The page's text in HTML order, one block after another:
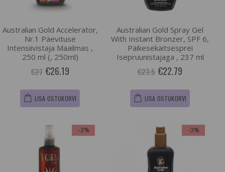
Australian Gold Accelerator,
Nr.1 Päevituse
Intensiivistaja Maailmas ,
250 ml (, 250ml)
€27 €26.19
LISA OSTUKORVI
Australian Gold Spray Gel
With Instant Bronzer, SPF 6,
Päikesekaitsesprei
Isepruunistajaga , 237 ml
€23.5 €22.79
LISA OSTUKORVI
-3% -3%